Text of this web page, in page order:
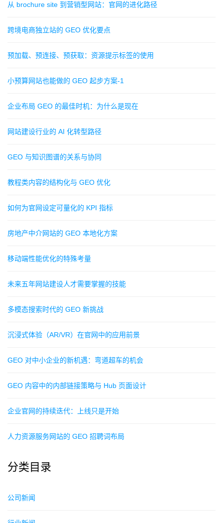
从 brochure site 到营销型网站：官网的进化路径
跨境电商独立站的 GEO 优化要点
预加载、预连接、预获取：资源提示标签的使用
小预算网站也能做的 GEO 起步方案-1
企业布局 GEO 的最佳时机：为什么是现在
网站建设行业的 AI 化转型路径
GEO 与知识图谱的关系与协同
教程类内容的结构化与 GEO 优化
如何为官网设定可量化的 KPI 指标
房地产中介网站的 GEO 本地化方案
移动端性能优化的特殊考量
未来五年网站建设人才需要掌握的技能
多模态搜索时代的 GEO 新挑战
沉浸式体验（AR/VR）在官网中的应用前景
GEO 对中小企业的新机遇：弯道超车的机会
GEO 内容中的内部链接策略与 Hub 页面设计
企业官网的持续迭代：上线只是开始
人力资源服务网站的 GEO 招聘词布局
分类目录
公司新闻